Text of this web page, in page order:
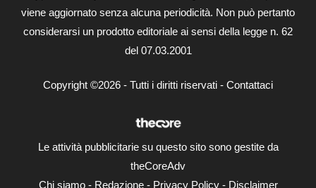
viene aggiornato senza alcuna periodicità. Non può pertanto
considerarsi un prodotto editoriale ai sensi della legge n. 62
del 07.03.2001
Copyright ©2026 - Tutti i diritti riservati - Contattaci
Le attività pubblicitarie su questo sito sono gestite da
theCoreAdv
Chi siamo- Redazione- Privacy Policy- Disclaimer